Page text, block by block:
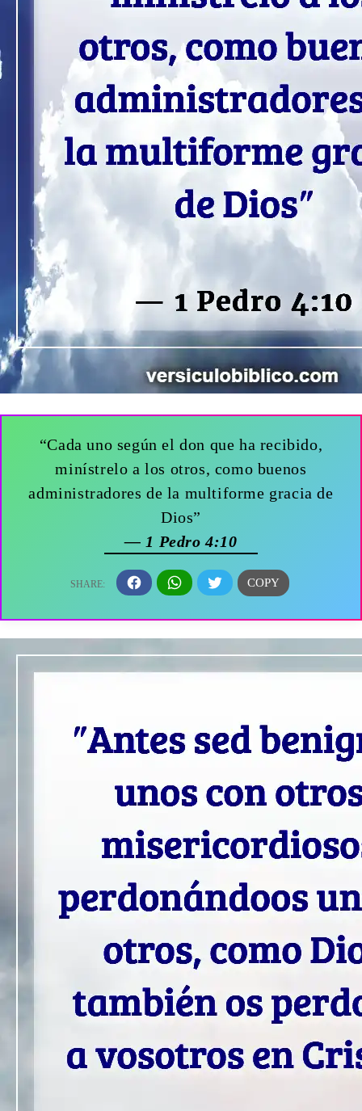
“Cada uno según el don que ha recibido,
minístrelo a los otros, como buenos
administradores de la multiforme gracia de
Dios”
— 1 Pedro 4:10